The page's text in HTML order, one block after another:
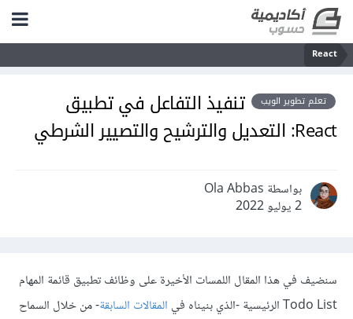
React
تعلم تطوير الويب
تنفيذ التفاعل في تطبيق
React: التعديل والترشيح والتصيير الشرطي
بواسطة Ola Abbas
2 يوليو 2022
سنضيف في هذا المقال اللمسات الأخيرة على وظائف تطبيق قائمة المهام
Todo List الرئيسية -الذي بنيناه في
المقالات السابقة- من خلال السماح